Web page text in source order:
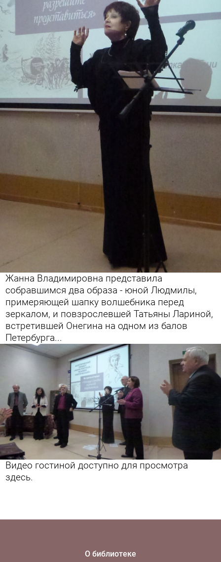
Жанна Владимировна представила
собравшимся два образа - юной Людмилы,
примеряющей шапку волшебника перед
зеркалом, и повзрослевшей Татьяны Лариной,
встретившей Онегина на одном из балов
Петербурга...
Видео гостиной доступно для просмотра
здесь.
О библиотеке